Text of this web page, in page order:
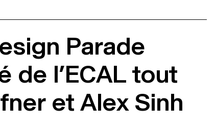
Parade
de l’ECAL tout
et Alex Sinh